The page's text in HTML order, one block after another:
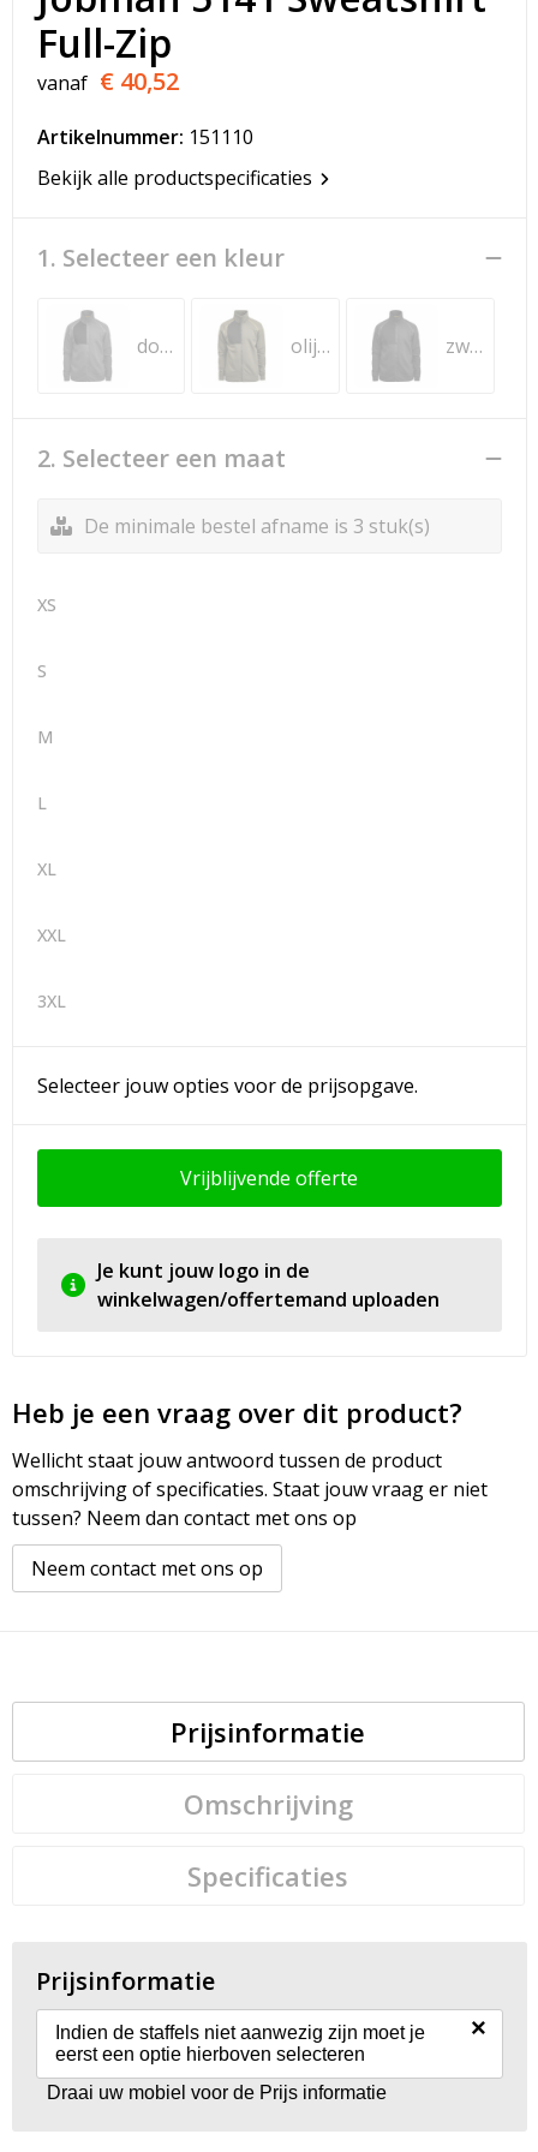
T-Shirts
Veiligheidsvesten en Veiligheidshesjes
Vesten
Werkkleding sets
Gehoorbescherming
Full-Zip
vanaf € 40,52
Artikelnummer: 151110
Bekijk alle productspecificaties
1. Selecteer een kleur
donkergrijs olijfgroen zwart
2. Selecteer een maat
De minimale bestel afname is 3 stuk(s)
XS
S
M
L
XL
XXL
3XL
Selecteer jouw opties voor de prijsopgave.
Vrijblijvende offerte
Je kunt jouw logo in de
winkelwagen/offertemand uploaden
Heb je een vraag over dit product?
Wellicht staat jouw antwoord tussen de product
omschrijving of specificaties. Staat jouw vraag er niet
tussen? Neem dan contact met ons op
Neem contact met ons op
Prijsinformatie
Omschrijving
Specificaties
Prijsinformatie
Indien de staffels niet aanwezig zijn moet je
eerst een optie hierboven selecteren
×
Draai uw mobiel voor de Prijs informatie